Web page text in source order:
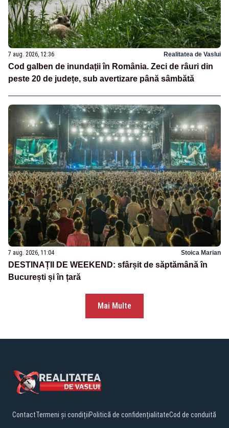
7 aug. 2026, 12:36 Realitatea de Vaslui
Cod galben de inundații în România. Zeci de râuri din
peste 20 de județe, sub avertizare până sâmbătă
7 aug. 2026, 11:04 Stoica Marian
DESTINAȚII DE WEEKEND: sfârșit de săptămână în
București și în țară
Mai Multe
ContactTermeni și condițiiPolitică de confidențialitateCod de conduită